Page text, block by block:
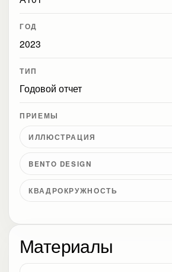
ГОД
2023
ТИП
Годовой отчет
ПРИЕМЫ
ИЛЛЮСТРАЦИЯ
BENTO DESIGN
КВАДРОКРУЖНОСТЬ
Материалы